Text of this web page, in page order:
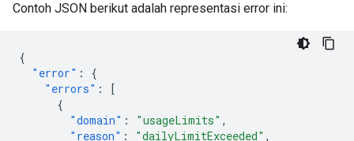
Contoh JSON berikut adalah representasi error ini:
{
"error" :
{
"errors" :
[
{
"domain" : "usageLimits" ,
"reason" : "dailyLimitExceeded" ,